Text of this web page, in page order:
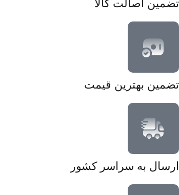
تضمین اصالت کالا
تضمین بهترین قیمت
ارسال به سراسر کشور